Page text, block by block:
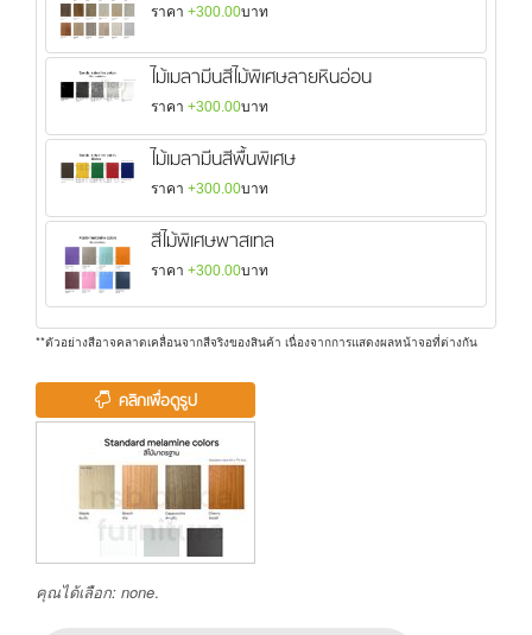
ราคา+300.00บาท
ไม้เมลามีนสีไม้พิเศษลายหินอ่อน
ราคา+300.00บาท
ไม้เมลามีนสีพื้นพิเศษ
ราคา+300.00บาท
สีไม้พิเศษพาสเทล
ราคา+300.00บาท
**ตัวอย่างสีอาจคลาดเคลื่อนจากสีจริงของสินค้า เนื่องจากการแสดงผลหน้าจอที่ต่างกัน
คลิกเพื่อดูรูป
คุณได้เลือก: none.